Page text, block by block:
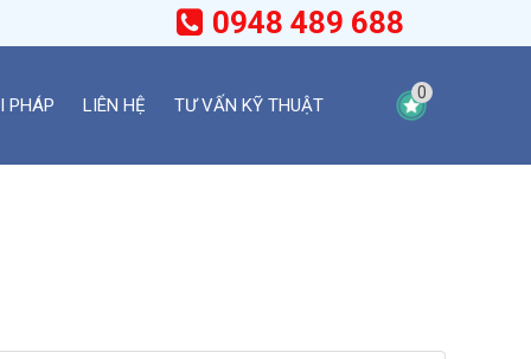
0948 489 688
PHÁP LIÊN HỆ TƯ VẤN KỸ THUẬT
0